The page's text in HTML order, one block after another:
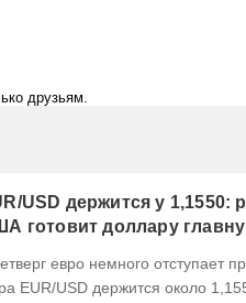
друзьям.
USD держится у 1,1550:
готовит доллару
евро немного отступает
EUR/USD держится около